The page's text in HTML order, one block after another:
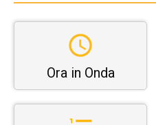
Ora in Onda